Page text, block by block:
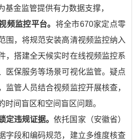
基金监管提供有力数据支撑，
频监控平台。 将全市670家定点零
围，将规范安装高清视频监控纳入
，搭建全天候实时在线视频监控系
医保服务等场景可视化监管。疑点
监管人员结合视频监控开展核查，
时间盲区和空间盲区问题。
定违规证据。依托国家（安徽省）
字段和编码规范，建立多维度核查